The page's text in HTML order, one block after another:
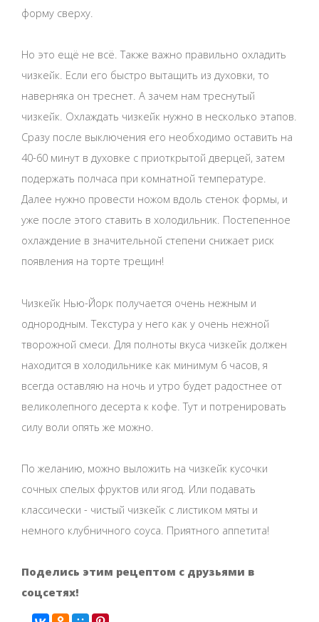
форму сверху.
Но это ещё не всё. Также важно правильно охладить
чизкейк. Если его быстро вытащить из духовки, то
наверняка он треснет. А зачем нам треснутый
чизкейк. Охлаждать чизкейк нужно в несколько этапов.
Сразу после выключения его необходимо оставить на
40-60 минут в духовке с приоткрытой дверцей, затем
подержать полчаса при комнатной температуре.
Далее нужно провести ножом вдоль стенок формы, и
уже после этого ставить в холодильник. Постепенное
охлаждение в значительной степени снижает риск
появления на торте трещин!
Чизкейк Нью-Йорк получается очень нежным и
однородным. Текстура у него как у очень нежной
творожной смеси. Для полноты вкуса чизкейк должен
находится в холодильнике как минимум 6 часов, я
всегда оставляю на ночь и утро будет радостнее от
великолепного десерта к кофе. Тут и потренировать
силу воли опять же можно.
По желанию, можно выложить на чизкейк кусочки
сочных спелых фруктов или ягод. Или подавать
классически - чистый чизкейк с листиком мяты и
немного клубничного соуса. Приятного аппетита!
Поделись этим рецептом с друзьями в
соцсетях!